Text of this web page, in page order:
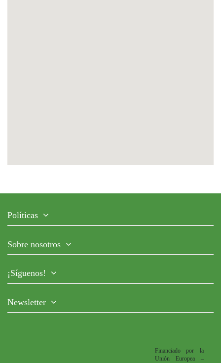
Políticas
Sobre nosotros
¡Síguenos!
Newsletter
Financiado por la
Unión Europea –